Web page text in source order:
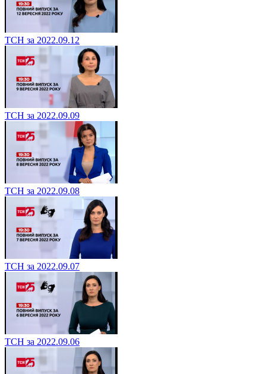
ТСН за 2022.09.12
ТСН за 2022.09.09
ТСН за 2022.09.08
ТСН за 2022.09.07
ТСН за 2022.09.06